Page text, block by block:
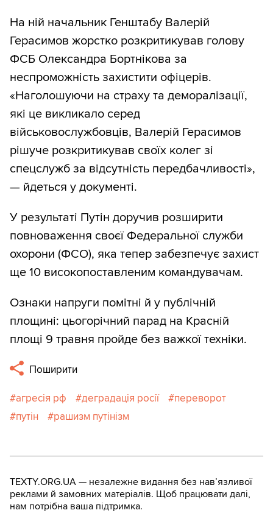
На ній начальник Генштабу Валерій
Герасимов жорстко розкритикував голову
ФСБ Олександра Бортнікова за
неспроможність захистити офіцерів.
«Наголошуючи на страху та деморалізації,
які це викликало серед
військовослужбовців, Валерій Герасимов
рішуче розкритикував своїх колег зі
спецслужб за відсутність передбачливості»,
— йдеться у документі.
У результаті Путін доручив розширити
повноваження своєї Федеральної служби
охорони (ФСО), яка тепер забезпечує захист
ще 10 високопоставленим командувачам.
Ознаки напруги помітні й у публічній
площині: цьогорічний парад на Красній
площі 9 травня пройде без важкої техніки.
Поширити
агресія рф деградація росії
переворот
путін
рашизм путінізм
TEXTY.ORG.UA — незалежне видання без навʼязливої
реклами й замовних матеріалів. Щоб працювати далі,
нам потрібна ваша підтримка.